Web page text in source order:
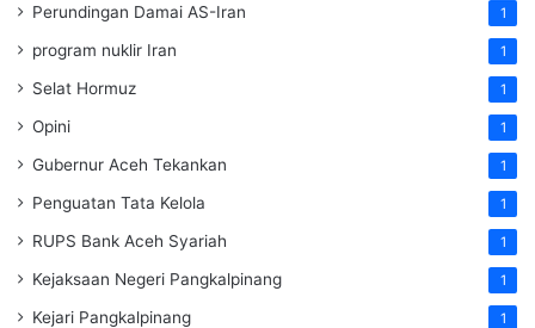
Perundingan Damai AS-Iran 1
program nuklir Iran 1
Selat Hormuz 1
Opini 1
Gubernur Aceh Tekankan 1
Penguatan Tata Kelola 1
RUPS Bank Aceh Syariah 1
Kejaksaan Negeri Pangkalpinang 1
Kejari Pangkalpinang 1